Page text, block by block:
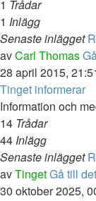
1 Trådar
1 Inlägg
Senaste inlägget
avCarl Thomas
28 april 2015,
Tinget informerar
Information och
14 Trådar
44 Inlägg
Senaste inlägget
avTingetGå till
30 oktober 2025,